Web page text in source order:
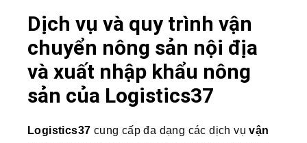
Dịch vụ và quy trình vận
chuyển nông sản nội địa
và xuất nhập khẩu nông
sản của Logistics37
Logistics37 cung cấp đa dạng các dịch vụvận